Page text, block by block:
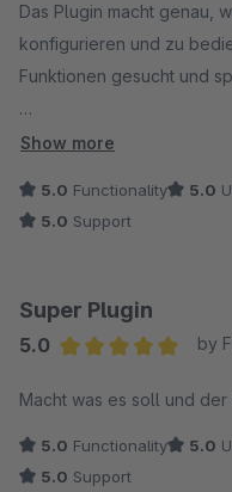
Das Plugin macht genau,
konfigurieren und zu
Funktionen gesucht und
Und der Service?
Wünsche wurden noch
eingebaut. Vielen Dank
Show more
5.0 Functionality 5.0
5.0 Support
Super Plugin
5.0
by
Macht was es soll und
5.0 Functionality 5.0
5.0 Support